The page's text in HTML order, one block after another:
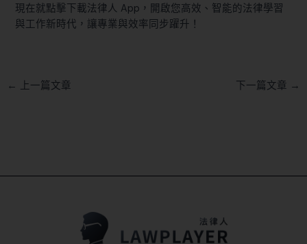
現在就點擊下載法律人 App，開啟您高效、智能的法律學習
與工作新時代，讓專業與效率同步躍升！
← 上一篇文章 下一篇文章 →